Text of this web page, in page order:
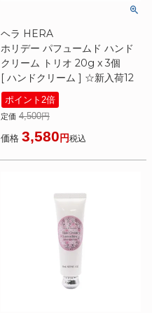
ヘラ HERA
ホリデー パフュームド ハンド
クリーム トリオ 20g x 3個
[ ハンドクリーム ] ☆新入荷12
ポイント2倍
定価 4,500
価格 3,580 税込